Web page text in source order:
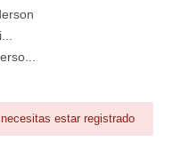
estar registrado